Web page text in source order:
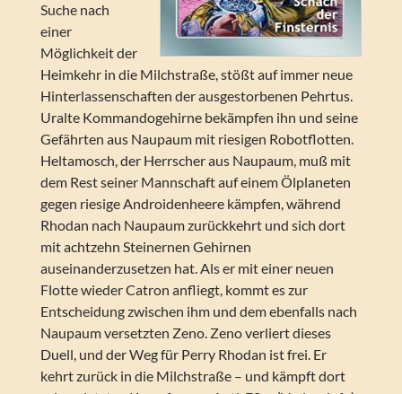
Suche nach
einer
Möglichkeit der
Heimkehr in die Milchstraße, stößt auf immer neue
Hinterlassenschaften der ausgestorbenen Pehrtus.
Uralte Kommandogehirne bekämpfen ihn und seine
Gefährten aus Naupaum mit riesigen Robotflotten.
Heltamosch, der Herrscher aus Naupaum, muß mit
dem Rest seiner Mannschaft auf einem Ölplaneten
gegen riesige Androidenheere kämpfen, während
Rhodan nach Naupaum zurückkehrt und sich dort
mit achtzehn Steinernen Gehirnen
auseinanderzusetzen hat. Als er mit einer neuen
Flotte wieder Catron anfliegt, kommt es zur
Entscheidung zwischen ihm und dem ebenfalls nach
Naupaum versetzten Zeno. Zeno verliert dieses
Duell, und der Weg für Perry Rhodan ist frei. Er
kehrt zurück in die Milchstraße – und kämpft dort